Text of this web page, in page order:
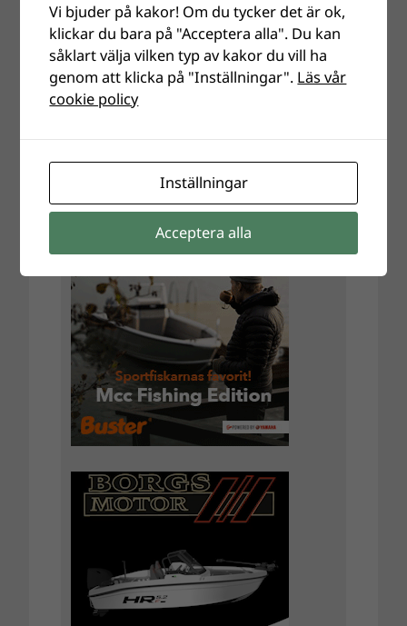
Vi bjuder på kakor! Om du tycker det är ok,
klickar du bara på "Acceptera alla". Du kan
såklart välja vilken typ av kakor du vill ha
genom att klicka på "Inställningar". Läs vår
cookie policy
Inställningar
Acceptera alla